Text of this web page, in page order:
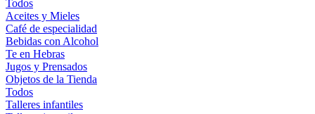
Todos
Aceites y Mieles
Café de especialidad
Bebidas con Alcohol
Te en Hebras
Jugos y Prensados
Objetos de la Tienda
Todos
Talleres infantiles